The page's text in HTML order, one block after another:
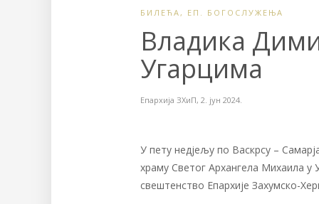
БИЛЕЋА , ЕП. БОГОСЛУЖЕЊА
Владика
Угарцима
Епархија ЗХиП, 2. јун 2024.
У пету недјељу по Васкрсу –
храму Светог Архангела Михаила
свештенство Епархије Захумско-